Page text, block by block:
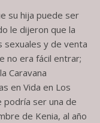
su hija puede ser
le dijeron que la
sexuales y de venta
no era fácil entrar;
Caravana
en Vida en Los
podría ser una de
de Kenia, al año